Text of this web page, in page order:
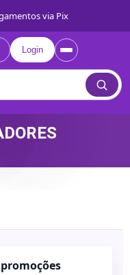
via Pix
Login